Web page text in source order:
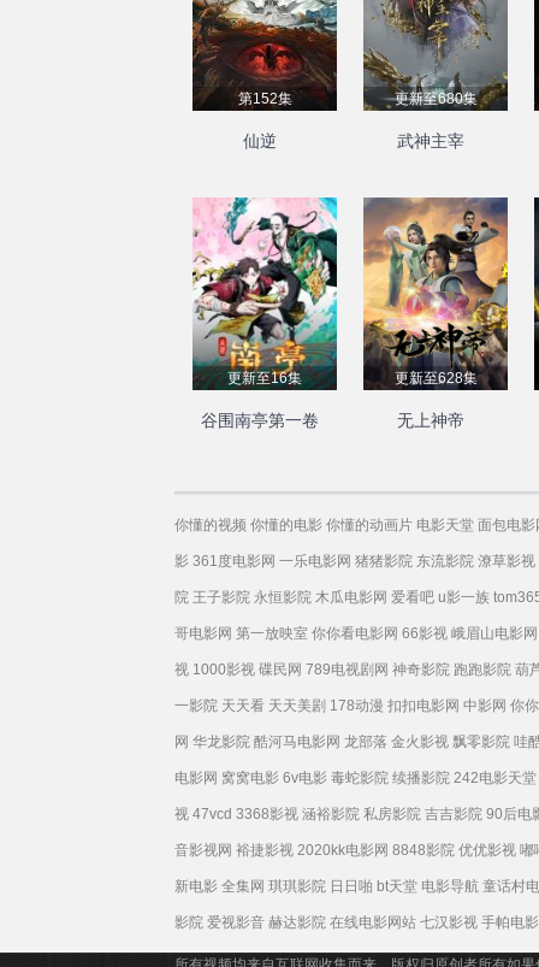
第152集
仙逆
更新至680集
武神主宰
更新至16集
谷围南亭第一卷
更新至628集
无上神帝
你懂的视频 你懂的电影 你懂的动画片 电影天堂 面包电影
影 361度电影网 一乐电影网 猪猪影院 东流影院 潦草影视
院 王子影院 永恒影院 木瓜电影网 爱看吧 u影一族
哥电影网 第一放映室 你你看电影网 66影视 峨眉山电影网
视 1000影视 碟民网 789电视剧网 神奇影院 跑跑影院 葫
一影院 天天看 天天美剧 178动漫 扣扣电影网 中影网 你
网 华龙影院 酷河马电影网 龙部落 金火影视 飘零影院 哇
电影网 窝窝电影 6v电影 毒蛇影院 续播影院 242电影天堂
视 47vcd 3368影视 涵裕影院 私房影院 吉吉影院 90后电
音影视网 裕捷影视 2020kk电影网 8848影院 优优影视 嘟
新电影 全集网 琪琪影院 日日啪 bt天堂 电影导航 童话村
影院 爱视影音 赫达影院 在线电影网站 七汉影视 手帕电